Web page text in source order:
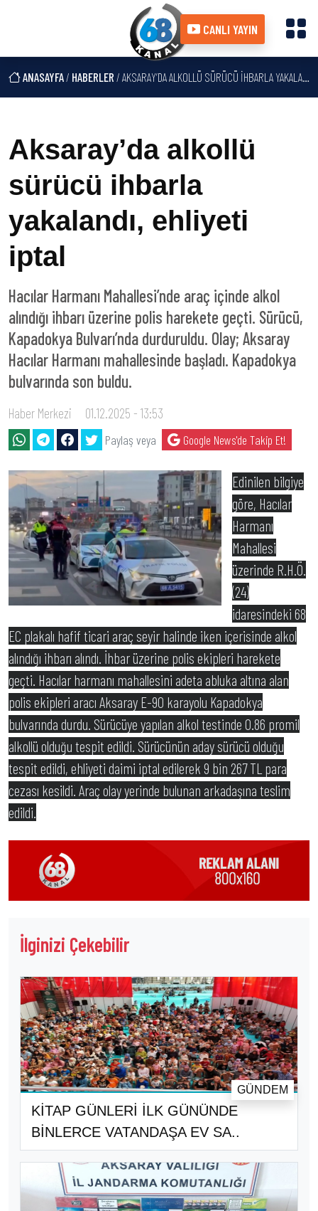
CANLI YAYIN
ANASAYFA/ HABERLER / AKSARAY’DA ALKOLLÜ SÜRÜCÜ IHBARLA YAKALANDI, EHLIYETI IPTAL
Aksaray’da alkollü
sürücü ihbarla
yakalandı, ehliyeti
iptal
Hacılar Harmanı Mahallesi’nde araç içinde alkol
alındığı ihbarı üzerine polis harekete geçti. Sürücü,
Kapadokya Bulvarı’nda durduruldu. Olay; Aksaray
Hacılar Harmanı mahallesinde başladı. Kapadokya
bulvarında son buldu.
Haber Merkezi 01.12.2025 - 13:53
Paylaş veya Google News'de Takip Et!
Edinilen bilgiye
göre, Hacılar
Harmanı
Mahallesi
üzerinde R.H.Ö.
(24)
idaresindeki 68
EC plakalı hafif ticari araç seyir halinde iken içerisinde alkol
alındığı ihbarı alındı. İhbar üzerine polis ekipleri harekete
geçti. Hacılar harmanı mahallesini adeta abluka altına alan
polis ekipleri aracı Aksaray E-90 karayolu Kapadokya
bulvarında durdu. Sürücüye yapılan alkol testinde 0.86 promil
alkollü olduğu tespit edildi. Sürücünün aday sürücü olduğu
tespit edildi, ehliyeti daimi iptal edilerek 9 bin 267 TL para
cezası kesildi. Araç olay yerinde bulunan arkadaşına teslim
edildi.
İlginizi Çekebilir
KİTAP GÜNLERİ İLK GÜNÜNDE
BİNLERCE VATANDAŞA EV SA..
GÜNDEM